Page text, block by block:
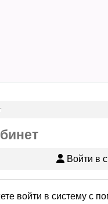
Войти в
войти в систему с